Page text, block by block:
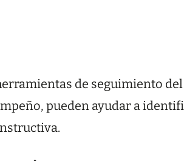
de seguimiento
pueden ayudar a